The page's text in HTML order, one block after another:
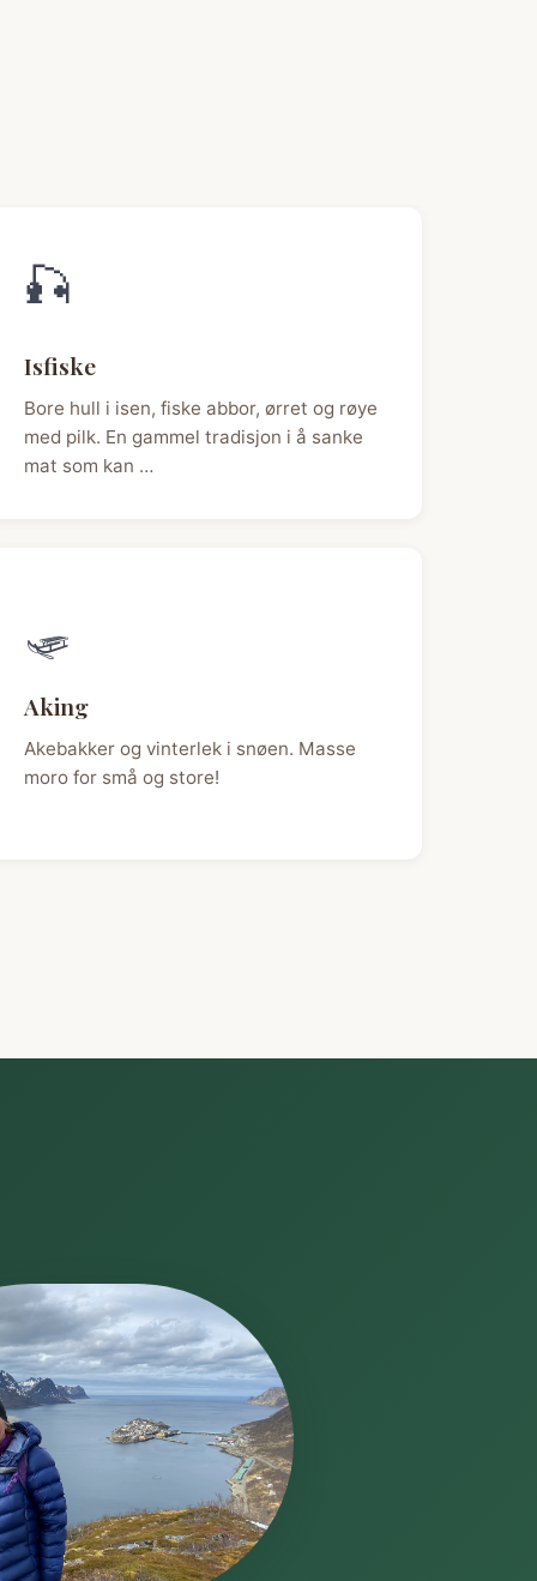
🎣
Isfiske
Bore hull i isen, fiske abbor, ørret og røye
med pilk. En gammel tradisjon i å sanke
mat som kan …
🛷
Aking
Akebakker og vinterlek i snøen. Masse
moro for små og store!